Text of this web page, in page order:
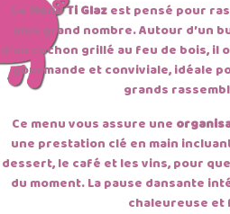
Le Menu Ti Glazest pensé pour
plus grand nombre. Autour d’un
d’un cochon grillé au feu de bois,
gourmande et conviviale, idéale
grands
Ce menu vous assure une
une prestation clé en main
dessert, le café et les vins, pour
du moment. La pause dansante
chaleureuse et